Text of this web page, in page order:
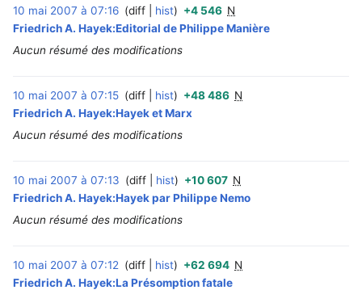
10 mai 2007 à 07:16 diff hist +4 546 N
Friedrich A. Hayek:Editorial de Philippe Manière
Aucun résumé des modifications
10 mai 2007 à 07:15 diff hist +48 486 N
Friedrich A. Hayek:Hayek et Marx
Aucun résumé des modifications
10 mai 2007 à 07:13 diff hist +10 607 N
Friedrich A. Hayek:Hayek par Philippe Nemo
Aucun résumé des modifications
10 mai 2007 à 07:12 diff hist +62 694 N
Friedrich A. Hayek:La Présomption fatale